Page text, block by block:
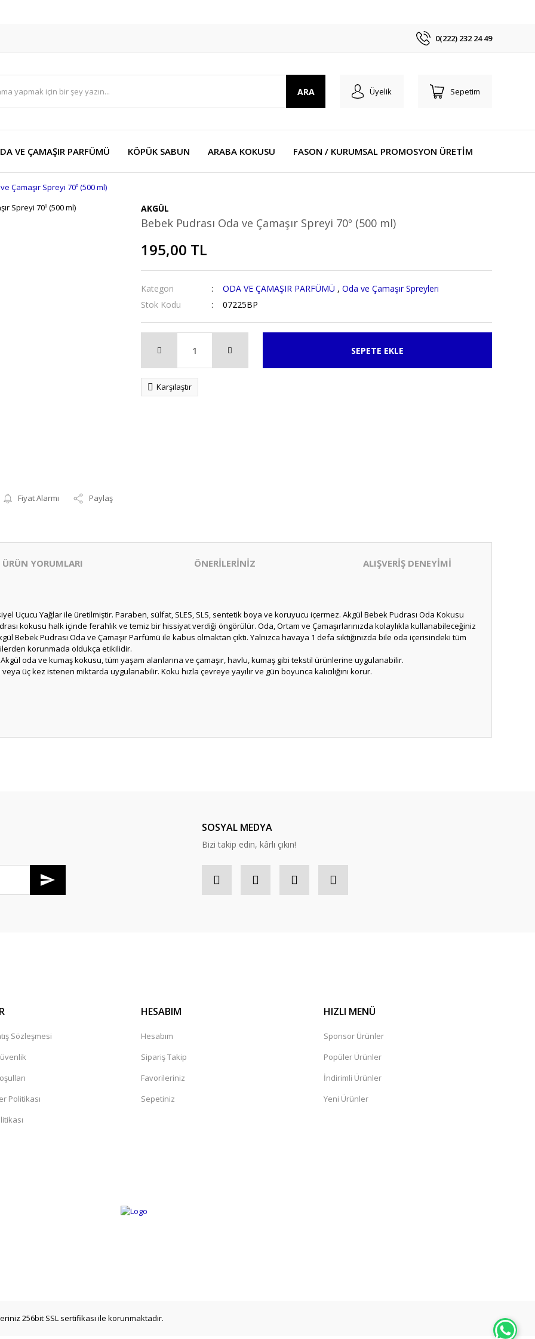
0(222) 232 24 49
ARA Üyelik Sepetim
VE ÇAMAŞIR PARFÜMÜ KÖPÜK SABUN ARABA KOKUSU FASON / KURUMSAL PROMOSYON ÜRETİM
Çamaşır Spreyi 70º (500 ml)
Fiyat Alarmı Paylaş
AKGÜL
Bebek Pudrası Oda ve Çamaşır Spreyi 70º (500 ml)
195,00 TL
Kategori ODA VE ÇAMAŞIR PARFÜMÜ , Oda ve Çamaşır Spreyleri
Stok Kodu
07225BP
SEPETE EKLE
Karşılaştır
ÜRÜN YORUMLARI ÖNERİLERİNİZ ALIŞVERİŞ DENEYİMİ
Uçucu Yağlar ile üretilmiştir. Paraben, sülfat, SLES, SLS, sentetik boya ve koruyucu içermez. Akgül Bebek Pudrası Oda Kokusu
kokusu halk içinde ferahlık ve temiz bir hissiyat verdiği öngörülür. Oda, Ortam ve Çamaşırlarınızda kolaylıkla kullanabileceğiniz
Bebek Pudrası Oda ve Çamaşır Parfümü ile kabus olmaktan çıktı. Yalnızca havaya 1 defa sıktığınızda bile oda içerisindeki tüm
korunmada oldukça etikilidir.
Akgül oda ve kumaş kokusu, tüm yaşam alanlarına ve çamaşır, havlu, kumaş gibi tekstil ürünlerine uygulanabilir.
üç kez istenen miktarda uygulanabilir. Koku hızla çevreye yayılır ve gün boyunca kalıcılığını korur.
SOSYAL MEDYA
Bizi takip edin, kârlı çıkın!
Sözleşmesi
Politikası
HESABIM
Hesabım
Sipariş Takip
Favorileriniz
Sepetiniz
HIZLI MENÜ
Sponsor Ürünler
Popüler Ürünler
İndirimli Ürünler
Yeni Ürünler
256bit SSL sertifikası ile korunmaktadır.